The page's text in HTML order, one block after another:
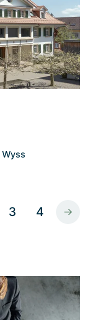
ist mit steigenden
konfrontiert.
einen Partner, der
Schutz
aufzubauen.
Lesen Sie die Story
3 4